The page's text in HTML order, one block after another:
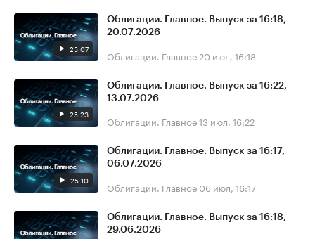
25:07
Облигации. Главное. Выпуск за 16:18,
20.07.2026
Облигации. Главное 20 июл, 16:18
25:23
Облигации. Главное. Выпуск за 16:22,
13.07.2026
Облигации. Главное13 июл, 16:22
25:10
Облигации. Главное. Выпуск за 16:17,
06.07.2026
Облигации. Главное 06 июл, 16:17
Облигации. Главное. Выпуск за 16:18,
29.06.2026